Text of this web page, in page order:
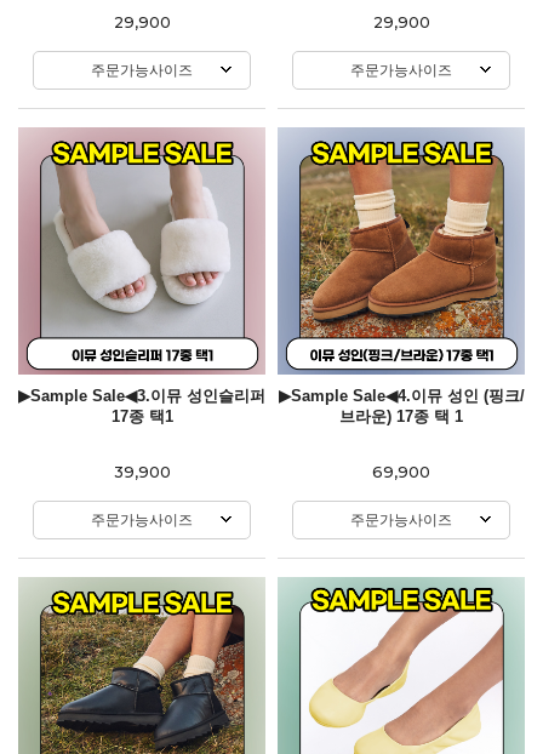
29,900
주문가능사이즈
29,900
주문가능사이즈
▶Sample Sale◀3.이뮤 성인슬리퍼
17종 택1
39,900
주문가능사이즈
▶Sample Sale◀4.이뮤 성인 (핑크/
브라운) 17종 택 1
69,900
주문가능사이즈